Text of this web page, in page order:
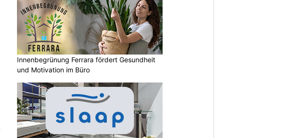
Innenbegrünung Ferrara fördert Gesundheit
und Motivation im Büro